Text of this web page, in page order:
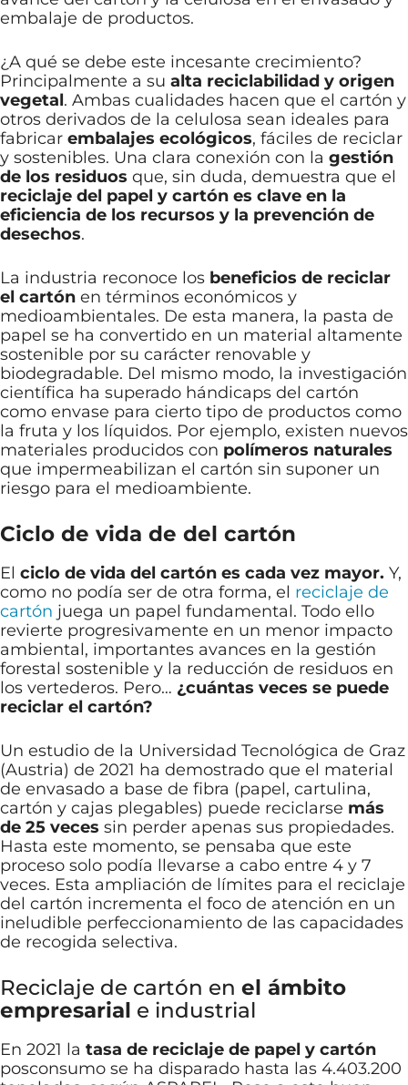
embalaje de productos.
¿A qué se debe este incesante crecimiento?
Principalmente a su alta reciclabilidad y origen
vegetal. Ambas cualidades hacen que el cartón y
otros derivados de la celulosa sean ideales para
fabricar embalajes ecológicos, fáciles de reciclar
y sostenibles. Una clara conexión con la gestión
de los residuos que, sin duda, demuestra que el
reciclaje del papel y cartón es clave en la
eficiencia de los recursos y la prevención de
desechos.
La industria reconoce los beneficios de reciclar
el cartón en términos económicos y
medioambientales. De esta manera, la pasta de
papel se ha convertido en un material altamente
sostenible por su carácter renovable y
biodegradable. Del mismo modo, la investigación
científica ha superado hándicaps del cartón
como envase para cierto tipo de productos como
la fruta y los líquidos. Por ejemplo, existen nuevos
materiales producidos con polímeros naturales
que impermeabilizan el cartón sin suponer un
riesgo para el medioambiente.
Ciclo de vida de del cartón
El ciclo de vida del cartón es cada vez mayor. Y,
como no podía ser de otra forma, el reciclaje de
cartón juega un papel fundamental. Todo ello
revierte progresivamente en un menor impacto
ambiental, importantes avances en la gestión
forestal sostenible y la reducción de residuos en
los vertederos. Pero… ¿cuántas veces se puede
reciclar el cartón?
Un estudio de la Universidad Tecnológica de Graz
(Austria) de 2021 ha demostrado que el material
de envasado a base de fibra (papel, cartulina,
cartón y cajas plegables) puede reciclarse más
de 25 veces sin perder apenas sus propiedades.
Hasta este momento, se pensaba que este
proceso solo podía llevarse a cabo entre 4 y 7
veces. Esta ampliación de límites para el reciclaje
del cartón incrementa el foco de atención en un
ineludible perfeccionamiento de las capacidades
de recogida selectiva.
Reciclaje de cartón en el ámbito
empresarial e industrial
En 2021 la tasa de reciclaje de papel y cartón
posconsumo se ha disparado hasta las 4.403.200